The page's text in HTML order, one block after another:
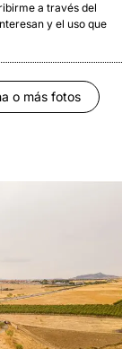
a través del
y el uso que
o más fotos